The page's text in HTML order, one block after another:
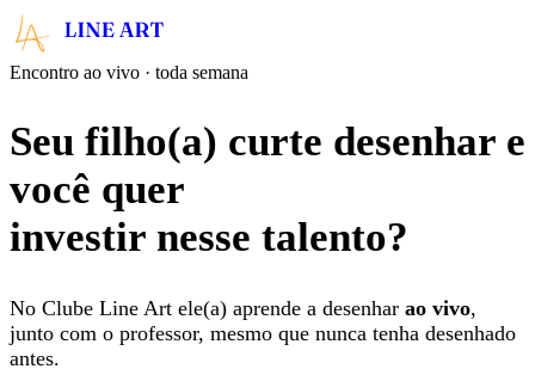
Encontro ao vivo · toda semana
Seu filho(a) curte desenhar e
você quer
investir nesse talento?
No Clube Line Art ele(a) aprende a desenhar ao vivo,
junto com o professor, mesmo que nunca tenha desenhado
antes.